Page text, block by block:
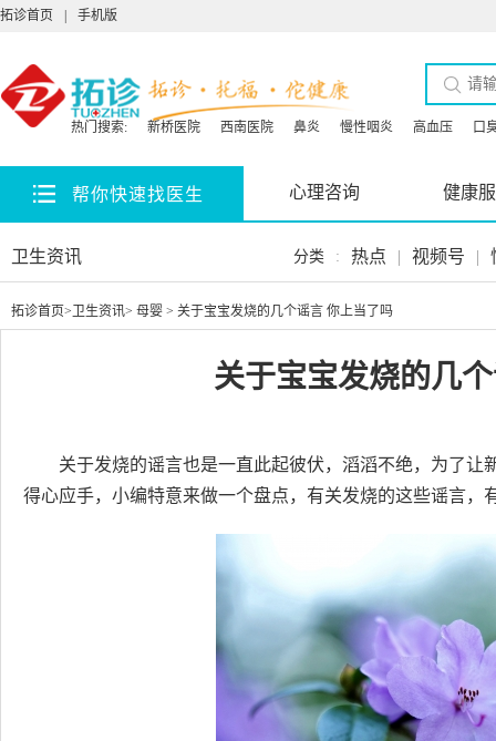
拓诊首页 手机版
热门搜索: 新桥医院 西南医院 鼻炎 慢性咽炎 高血压 口
帮你快速找医生 心理咨询 健康
卫生资讯 分类 : 热点 | 视频号 |
拓诊首页> 卫生资讯> 母婴 > 关于宝宝发烧的几个谣言 你上当了吗
关于宝宝发烧的几
关于发烧的谣言也是一直此起彼伏，滔滔不绝，为了
得心应手，小编特意来做一个盘点，有关发烧的这些谣言，